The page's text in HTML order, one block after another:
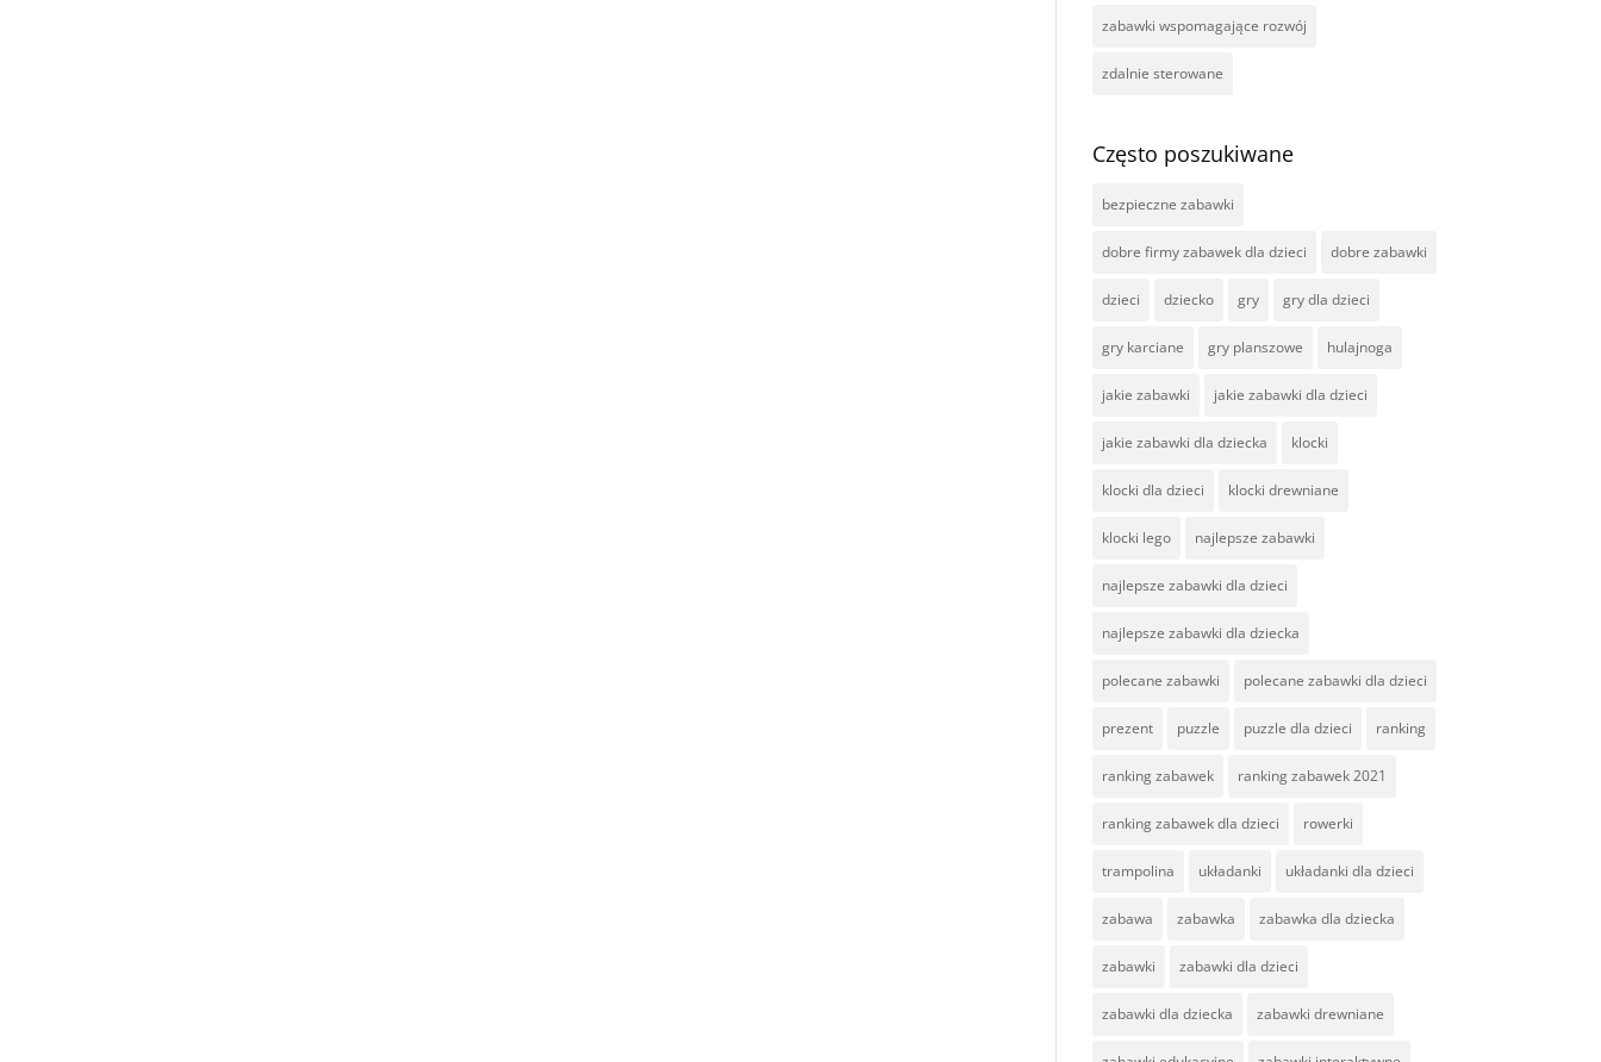
zabawki wspomagające rozwój
zdalnie sterowane
Często poszukiwane
bezpieczne zabawki
dobre firmy zabawek dla dzieci dobre zabawki
dzieci dziecko gry gry dla dzieci
gry karciane gry planszowe hulajnoga
jakie zabawki jakie zabawki dla dzieci
jakie zabawki dla dziecka klocki
klocki dla dzieci klocki drewniane
klocki lego najlepsze zabawki
najlepsze zabawki dla dzieci
najlepsze zabawki dla dziecka
polecane zabawki polecane zabawki dla dzieci
prezent puzzle puzzle dla dzieci ranking
ranking zabawek ranking zabawek 2021
ranking zabawek dla dzieci rowerki
trampolina układanki układanki dla dzieci
zabawa zabawka zabawka dla dziecka
zabawki zabawki dla dzieci
zabawki dla dziecka zabawki drewniane